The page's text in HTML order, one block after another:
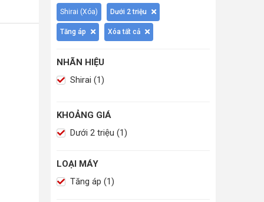
Shirai (Xóa) Dưới 2 triệu
Tăng áp Xóa tất cả
NHÃN HIỆU
Shirai (1)
KHOẢNG GIÁ
Dưới 2 triệu (1)
LOẠI MÁY
Tăng áp (1)